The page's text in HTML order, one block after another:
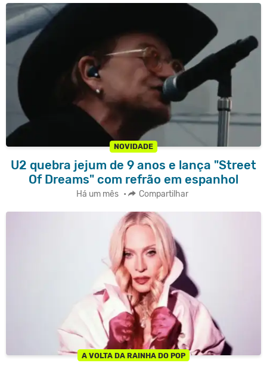
NOVIDADE
U2 quebra jejum de 9 anos e lança "Street
Of Dreams" com refrão em espanhol
Há um mês • Compartilhar
A VOLTA DA RAINHA DO POP